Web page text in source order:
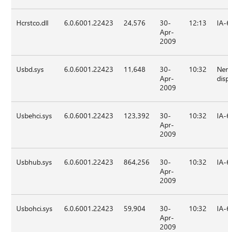
Hcrstco.dll 6.0.6001.22423 24,576
30-
Apr-
2009
12:13
Usbd.sys 6.0.6001.22423 11,648
30-
Apr-
2009
10:32
Usbehci.sys 6.0.6001.22423 123,392
30-
Apr-
2009
10:32
Usbhub.sys 6.0.6001.22423 864,256
30-
Apr-
2009
10:32
Usbohci.sys 6.0.6001.22423 59,904
30-
Apr-
2009
10:32